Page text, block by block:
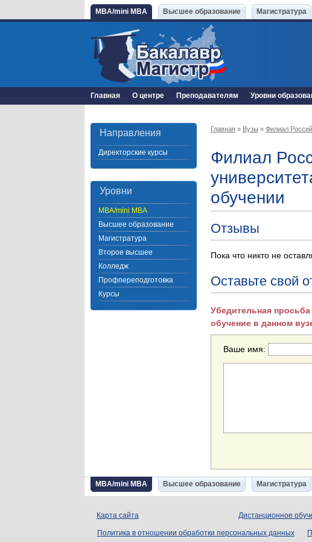
MBA/mini MBA Высшее образование Магистратура
Главная О центре Преподавателям Уровни
Направления
Директорские курсы
Уровни
MBA/mini MBA
Высшее образование
Магистратура
Второе высшее
Колледж
Профпереподготовка
Курсы
Главная » Вузы » Филиал
Филиал
обучении
Отзывы
Пока что никто не
Оставьте свой
Убедительная
обучение в данном
Ваше имя:
MBA/mini MBA Высшее образование Магистратура
Карта сайта Дистанционное
Политика в отношении обработки персональных данных